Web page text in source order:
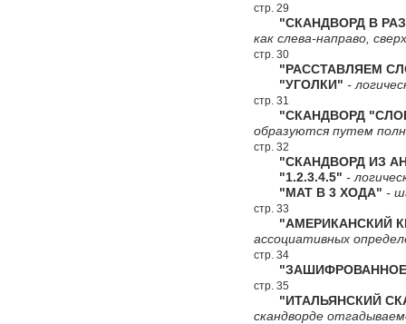
стр. 29
"СКАНДВОРД В
как слева-направо,
стр. 30
"РАССТАВЛЯЕМ
"УГОЛКИ" -
стр. 31
"СКАНДВОРД
образуются путем
стр. 32
"СКАНДВОРД ИЗ
"1.2.3.4.5" -
"МАТ В 3 ХОДА" -
стр. 33
"АМЕРИКАНСКИЙ
ассоциативных
стр. 34
"ЗАШИФРОВАННОЕ
стр. 35
"ИТАЛЬЯНСКИЙ
скандворде